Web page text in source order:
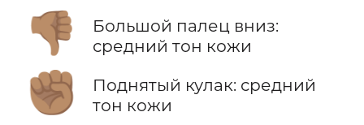
👎🏽
Большой палец вниз:
средний тон кожи
✊🏽
Поднятый кулак: средний
тон кожи